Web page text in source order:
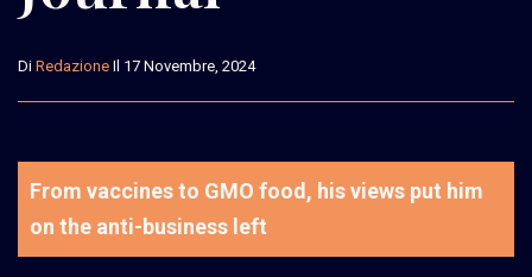
Di Redazione Il 17 Novembre, 2024
From vaccines to GMO food, his views put him
on the anti-business left